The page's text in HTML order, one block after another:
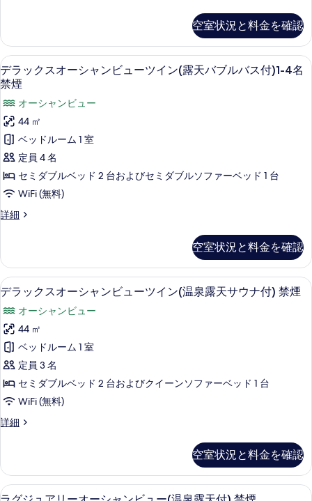
ュ
ー
ツ
ン
(露
天
バ
ブ
バ
付)1-
3
名
禁
煙
の
す
べ
て
の
を
表
ス
オ
ー
シ
ャ
ン
ビ
ュ
ー
ツ
ン
(露
バ
ス
付)1-
3
名
禁
煙
の
詳
細
空室状況と料金を確認
デ
ラ
ッ
ク
ス
オ
ー
シ
ャ
ュ
ー
ツ
イ
ン
(露
天
バ
ブ
ル
付)1-
4
デラックスオーシャンビューツイン
38
デラックスオーシャンビューツイン(露天バブルバス付)1-4名
禁煙
オーシャンビュー
44 ㎡
ベッドルーム 1 室
定員 4 名
セミダブルベッド 2 台およびセミダブルソファーベッド 1 台
WiFi (無料)
詳細
デ
ス
オ
ー
ャ
ン
ビ
ュ
ー
ツ
イ
ン
(露
天
ル
バ
ス
空室状況と料金を確認
デ
ッ
ク
ス
オ
ー
ャ
ビ
ュ
デラックスオーシャンビューツイン(
22
デラックスオーシャンビューツイン(温泉露天サウナ付) 禁煙
オーシャンビュー
44 ㎡
ベッドルーム 1 室
定員 3 名
セミダブルベッド 2 台およびクイーンソファーベッド 1 台
WiFi (無料)
詳細
デ
ス
オ
ー
空室状況と料金を確認
ラ
ラグジュアリーオーシャンビュー(
46